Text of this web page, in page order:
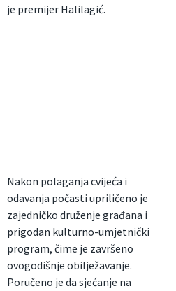
je premijer Halilagić.
Nakon polaganja cvijeća i
odavanja počasti upriličeno je
zajedničko druženje građana i
prigodan kulturno-umjetnički
program, čime je završeno
ovogodišnje obilježavanje.
Poručeno je da sjećanje na